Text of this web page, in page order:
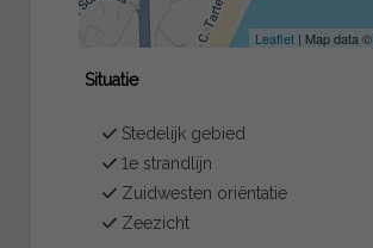
Leaflet| Map data ©
Situatie
Stedelijk gebied
1e strandlijn
Zuidwesten oriëntatie
Zeezicht